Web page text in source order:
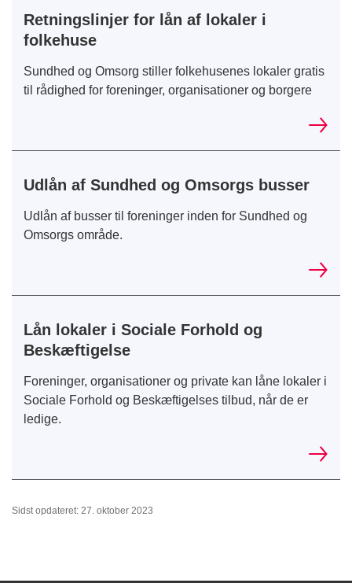
Retningslinjer for lån af lokaler i
folkehuse
Sundhed og Omsorg stiller folkehusenes lokaler gratis
til rådighed for foreninger, organisationer og borgere
Udlån af Sundhed og Omsorgs busser
Udlån af busser til foreninger inden for Sundhed og
Omsorgs område.
Lån lokaler i Sociale Forhold og
Beskæftigelse
Foreninger, organisationer og private kan låne lokaler i
Sociale Forhold og Beskæftigelses tilbud, når de er
ledige.
Sidst opdateret: 27. oktober 2023